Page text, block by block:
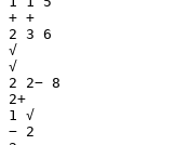
+ +
2 3 6
√
√
2 2− 8
2+
1 √
− 2